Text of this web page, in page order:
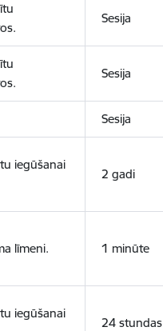
Sesija
Sesija
Sesija
iegūšanai
2 gadi
līmeni. 1 minūte
iegūšanai
24 stundas